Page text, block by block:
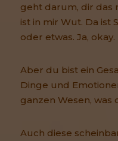
geht darum, dir das
ist in mir Wut. Da ist
oder etwas. Ja, okay.
Aber du bist ein
Dinge und
ganzen Wesen,
Auch diese